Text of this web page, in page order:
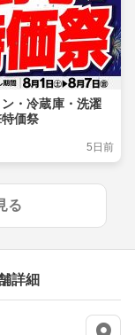
ン・冷蔵庫・洗濯
価祭
5日前
る
詳細